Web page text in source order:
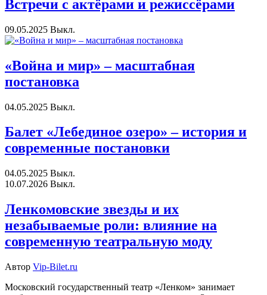
Встречи с актёрами и режиссёрами
09.05.2025 Выкл.
«Война и мир» – масштабная
постановка
04.05.2025 Выкл.
Балет «Лебединое озеро» – история и
современные постановки
04.05.2025 Выкл.
10.07.2026 Выкл.
Ленкомовские звезды и их
незабываемые роли: влияние на
современную театральную моду
Автор Vip-Bilet.ru
Московский государственный театр «Ленком» занимает